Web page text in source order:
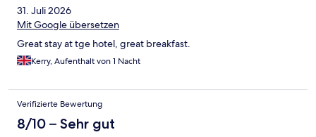
31. Juli 2026
Mit Google übersetzen
Great stay at tge hotel, great breakfast.
Kerry, Aufenthalt von 1 Nacht
Verifizierte Bewertung
8/10 – Sehr gut